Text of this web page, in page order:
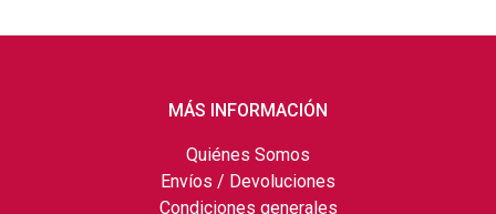
MÁS INFORMACIÓN
Quiénes Somos
Envíos / Devoluciones
Condiciones generales